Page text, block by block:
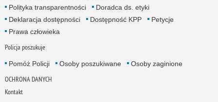
Polityka transparentności
Doradca ds. etyki
Deklaracja dostępności
Dostępność KPP
Petycje
Prawa człowieka
Policja poszukuje
Pomóż Policji Osoby poszukiwane Osoby zaginione
OCHRONA DANYCH
Kontakt